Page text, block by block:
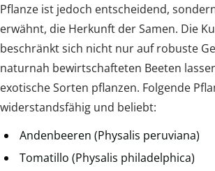
Pflanze ist jedoch entscheidend,
erwähnt, die Herkunft der Samen. Die
beschränkt sich nicht nur auf robuste
naturnah bewirtschafteten Beeten
exotische Sorten pflanzen. Folgende
widerstandsfähig und beliebt:
Andenbeeren (Physalis peruviana)
Tomatillo (Physalis philadelphica)